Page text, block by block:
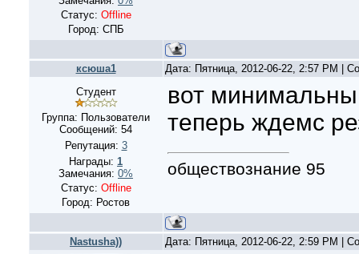
Статус: Offline
Город: СПБ
ксюша1
Дата: Пятница, 2012-06-22, 2:57 PM |
Студент
Группа: Пользователи
Сообщений: 54
Репутация: 3
Награды: 1
Замечания: 0%
Статус: Offline
Город: Ростов
вот
теперь ждемс
обществознание 95
Nastusha)) Дата: Пятница, 2012-06-22, 2:59 PM |